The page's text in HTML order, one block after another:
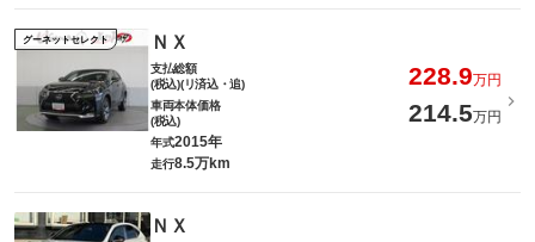
グーネットセレクト ＮＸ
支払総額
(税込)(リ済込・追)
228.9万円
車両本体価格
(税込)
214.5万円
年式2015年
走行8.5万km
ＮＸ